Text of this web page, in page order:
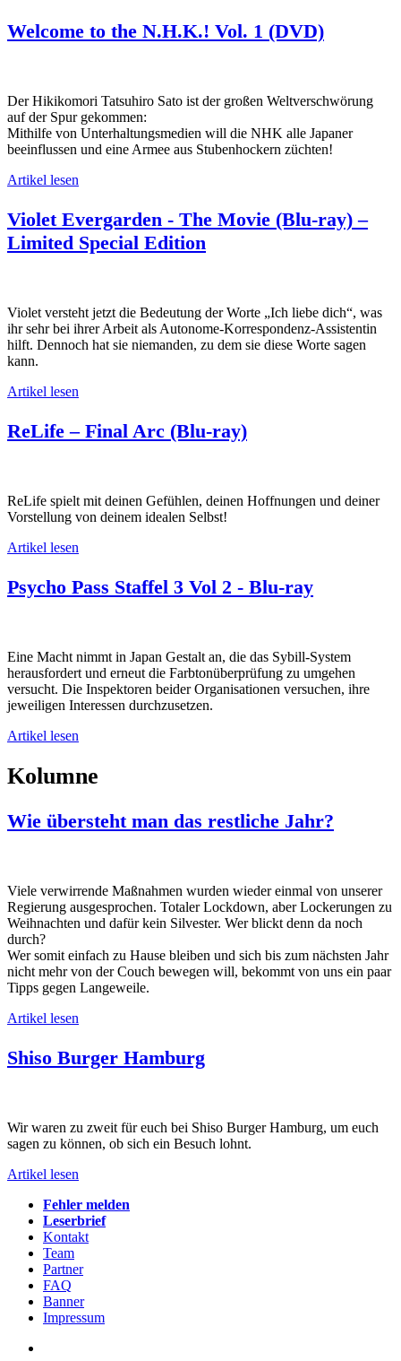
Welcome to the N.H.K.! Vol. 1 (DVD)
Der Hikikomori Tatsuhiro Sato ist der großen Weltverschwörung
auf der Spur gekommen:
Mithilfe von Unterhaltungsmedien will die NHK alle Japaner
beeinflussen und eine Armee aus Stubenhockern züchten!
Artikel lesen
Violet Evergarden - The Movie (Blu-ray) –
Limited Special Edition
Violet versteht jetzt die Bedeutung der Worte „Ich liebe dich“, was
ihr sehr bei ihrer Arbeit als Autonome-Korrespondenz-Assistentin
hilft. Dennoch hat sie niemanden, zu dem sie diese Worte sagen
kann.
Artikel lesen
ReLife – Final Arc (Blu-ray)
ReLife spielt mit deinen Gefühlen, deinen Hoffnungen und deiner
Vorstellung von deinem idealen Selbst!
Artikel lesen
Psycho Pass Staffel 3 Vol 2 - Blu-ray
Eine Macht nimmt in Japan Gestalt an, die das Sybill-System
herausfordert und erneut die Farbtonüberprüfung zu umgehen
versucht. Die Inspektoren beider Organisationen versuchen, ihre
jeweiligen Interessen durchzusetzen.
Artikel lesen
Kolumne
Wie übersteht man das restliche Jahr?
Viele verwirrende Maßnahmen wurden wieder einmal von unserer
Regierung ausgesprochen. Totaler Lockdown, aber Lockerungen zu
Weihnachten und dafür kein Silvester. Wer blickt denn da noch
durch?
Wer somit einfach zu Hause bleiben und sich bis zum nächsten Jahr
nicht mehr von der Couch bewegen will, bekommt von uns ein paar
Tipps gegen Langeweile.
Artikel lesen
Shiso Burger Hamburg
Wir waren zu zweit für euch bei Shiso Burger Hamburg, um euch
sagen zu können, ob sich ein Besuch lohnt.
Artikel lesen
Fehler melden
Leserbrief
Kontakt
Team
Partner
FAQ
Banner
Impressum